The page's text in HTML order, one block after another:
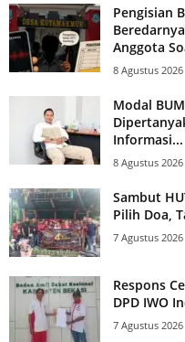
Pengisian
Anggota
8 Agustus 2026
Modal
Informasi...
8 Agustus 2026
Sambut
Pilih Doa,
7 Agustus 2026
Respons
DPD IWO
7 Agustus 2026